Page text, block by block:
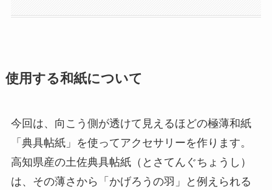
使用する和紙について
今回は、向こう側が透けて見えるほどの極薄和紙
「典具帖紙」を使ってアクセサリーを作ります。
高知県産の土佐典具帖紙（とさてんぐちょうし）
は、その薄さから「かげろうの羽」と例えられる